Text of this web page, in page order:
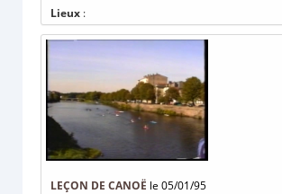
Lieux :
LEÇON DE CANOË le 05/01/95